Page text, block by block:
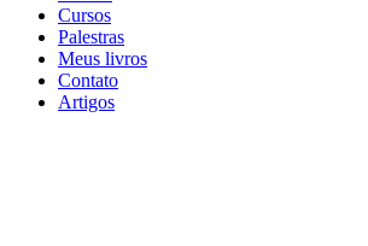
Cursos
Palestras
Meus livros
Contato
Artigos